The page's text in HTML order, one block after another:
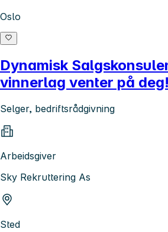
Oslo
Dynamisk
vinnerlag venter på deg!
Selger, bedriftsrådgivning
Arbeidsgiver
Sky Rekruttering As
Sted